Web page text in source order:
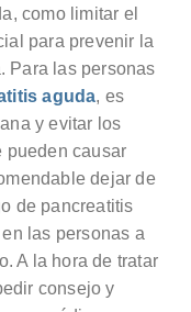
como limitar el
para prevenir la
Para las personas
aguda, es
y evitar los
pueden causar
dejar de
de pancreatitis
las personas a
A la hora de tratar
consejo y